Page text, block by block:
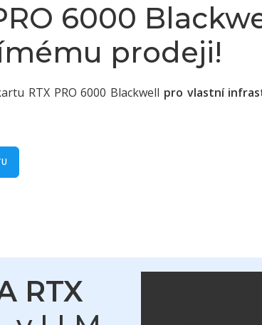
6000
prodeji!
RTX PRO 6000 Blackwell pro vlastní
RTX